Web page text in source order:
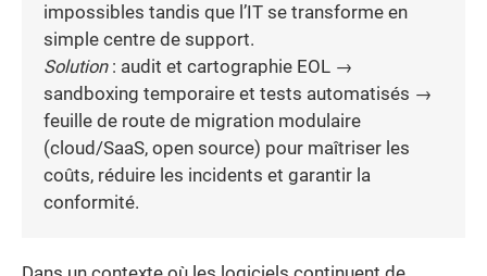
impossibles tandis que l’IT se transforme en
simple centre de support.
Solution: audit et cartographie EOL →
sandboxing temporaire et tests automatisés →
feuille de route de migration modulaire
(cloud/SaaS, open source) pour maîtriser les
coûts, réduire les incidents et garantir la
conformité.